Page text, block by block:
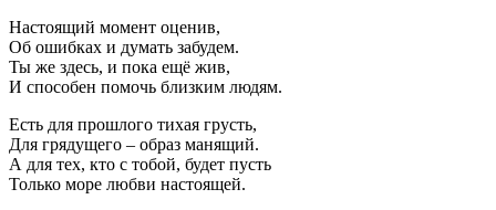
Настоящий момент оценив,
Об ошибках и думать забудем.
Ты же здесь, и пока ещё жив,
И способен помочь близким людям.
Есть для прошлого тихая грусть,
Для грядущего – образ манящий.
А для тех, кто с тобой, будет пусть
Только море любви настоящей.